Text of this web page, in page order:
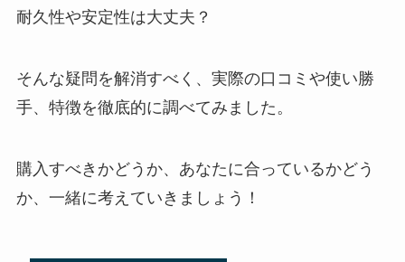
耐久性や安定性は大丈夫？
そんな疑問を解消すべく、実際の口コミや使い勝
手、特徴を徹底的に調べてみました。
購入すべきかどうか、あなたに合っているかどう
か、一緒に考えていきましょう！